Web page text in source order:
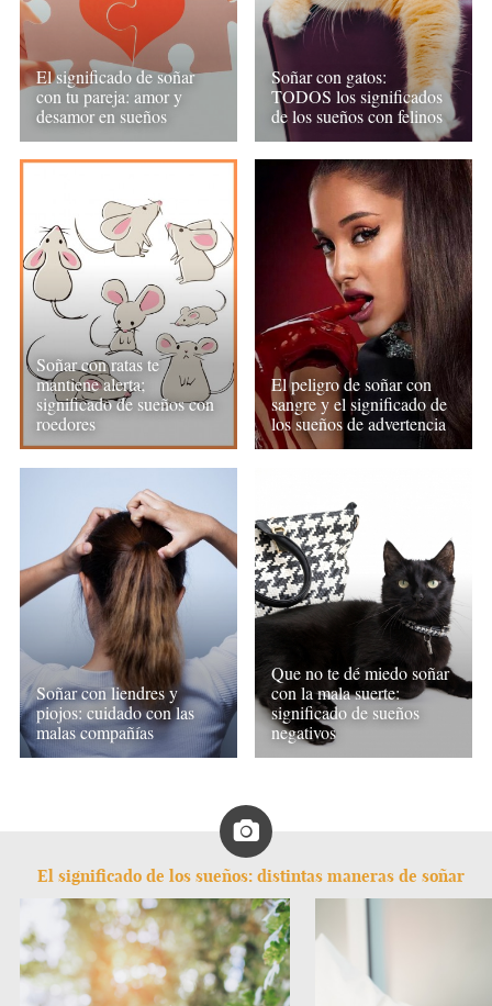
El significado de soñar
con tu pareja: amor y
desamor en sueños
Soñar con gatos:
TODOS los significados
de los sueños con felinos
Soñar con ratas te
mantiene alerta;
significado de sueños con
roedores
El peligro de soñar con
sangre y el significado de
los sueños de advertencia
Soñar con liendres y
piojos: cuidado con las
malas compañías
Que no te dé miedo soñar
con la mala suerte:
significado de sueños
negativos
El significado de los sueños: distintas maneras de soñar